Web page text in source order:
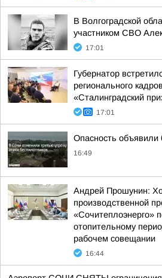
В Волгоградской
участником СВО
17:01
Губернатор
регионального
«Сталинградский
17:01
Опасность объявили
16:49
Андрей Прошунин:
производственной
«Сочитеплоэнерго»
отопительному
рабочем совещании
16:44